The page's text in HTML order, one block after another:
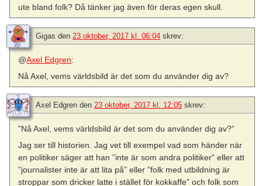
ute bland folk? Då tänker jag även för deras egen skull.
Gigas den 23 oktober, 2017 kl. 06:04 skrev:
@Axel Edgren:
Nå Axel, vems världsbild är det som du använder dig av?
Axel Edgren den 23 oktober, 2017 kl. 12:05 skrev:
”Nå Axel, vems världsbild är det som du använder dig av?”
Jag ser till historien. Jag vet till exempel vad som händer när
en politiker säger att han ”inte är som andra politiker” eller att
”journalister inte är att lita på” eller ”folk med utbildning är
stroppar som dricker latte i stället för kokkaffe” och folk som